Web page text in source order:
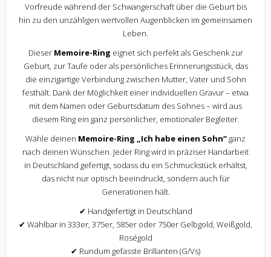
Vorfreude während der Schwangerschaft über die Geburt bis
hin zu den unzähligen wertvollen Augenblicken im gemeinsamen
Leben.
Dieser Memoire-Ring eignet sich perfekt als Geschenk zur
Geburt, zur Taufe oder als persönliches Erinnerungsstück, das
die einzigartige Verbindung zwischen Mutter, Vater und Sohn
festhält. Dank der Möglichkeit einer individuellen Gravur – etwa
mit dem Namen oder Geburtsdatum des Sohnes – wird aus
diesem Ring ein ganz persönlicher, emotionaler Begleiter.
Wähle deinen Memoire-Ring „Ich habe einen Sohn“ ganz
nach deinen Wünschen. Jeder Ring wird in präziser Handarbeit
in Deutschland gefertigt, sodass du ein Schmuckstück erhältst,
das nicht nur optisch beeindruckt, sondern auch für
Generationen hält.
✔ Handgefertigt in Deutschland
✔ Wählbar in 333er, 375er, 585er oder 750er Gelbgold, Weißgold,
Roségold
✔ Rundum gefasste Brillanten (G/Vs)